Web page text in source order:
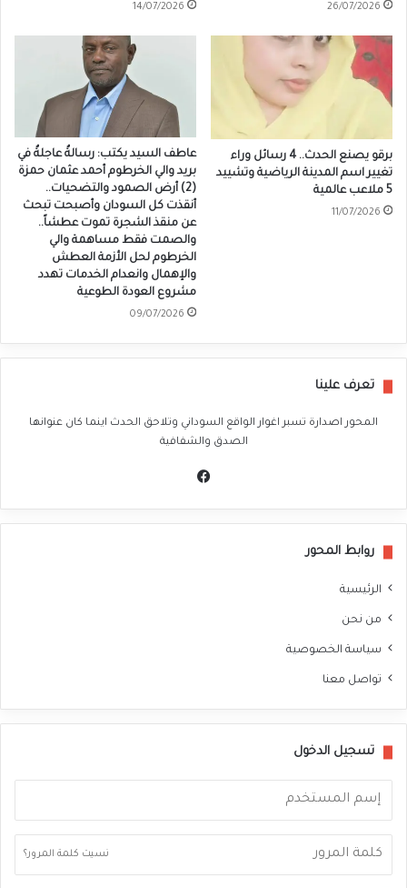
26/07/2026
14/07/2026
برقو يصنع الحدث.. 4 رسائل وراء
تغيير اسم المدينة الرياضية وتشييد
5 ملاعب عالمية
11/07/2026
عاطف السيد يكتب: رسالةٌ عاجلةٌ في
بريد والي الخرطوم أحمد عثمان حمزة
(2) أرض الصمود والتضحيات..
أنقذت كل السودان وأصبحت تبحث
عن منقذ الشجرة تموت عطشاً..
والصمت فقط مساهمة والي
الخرطوم لحل الأزمة العطش
والإهمال وانعدام الخدمات تهدد
مشروع العودة الطوعية
09/07/2026
تعرف علينا
المحور اصدارة تسبر اغوار الواقع السوداني وتلاحق الحدث اينما كان عنوانها
الصدق والشفافية
روابط المحور
الرئيسية
من نحن
سياسة الخصوصية
تواصل معنا
تسجيل الدخول
نسيت كلمة المرور؟